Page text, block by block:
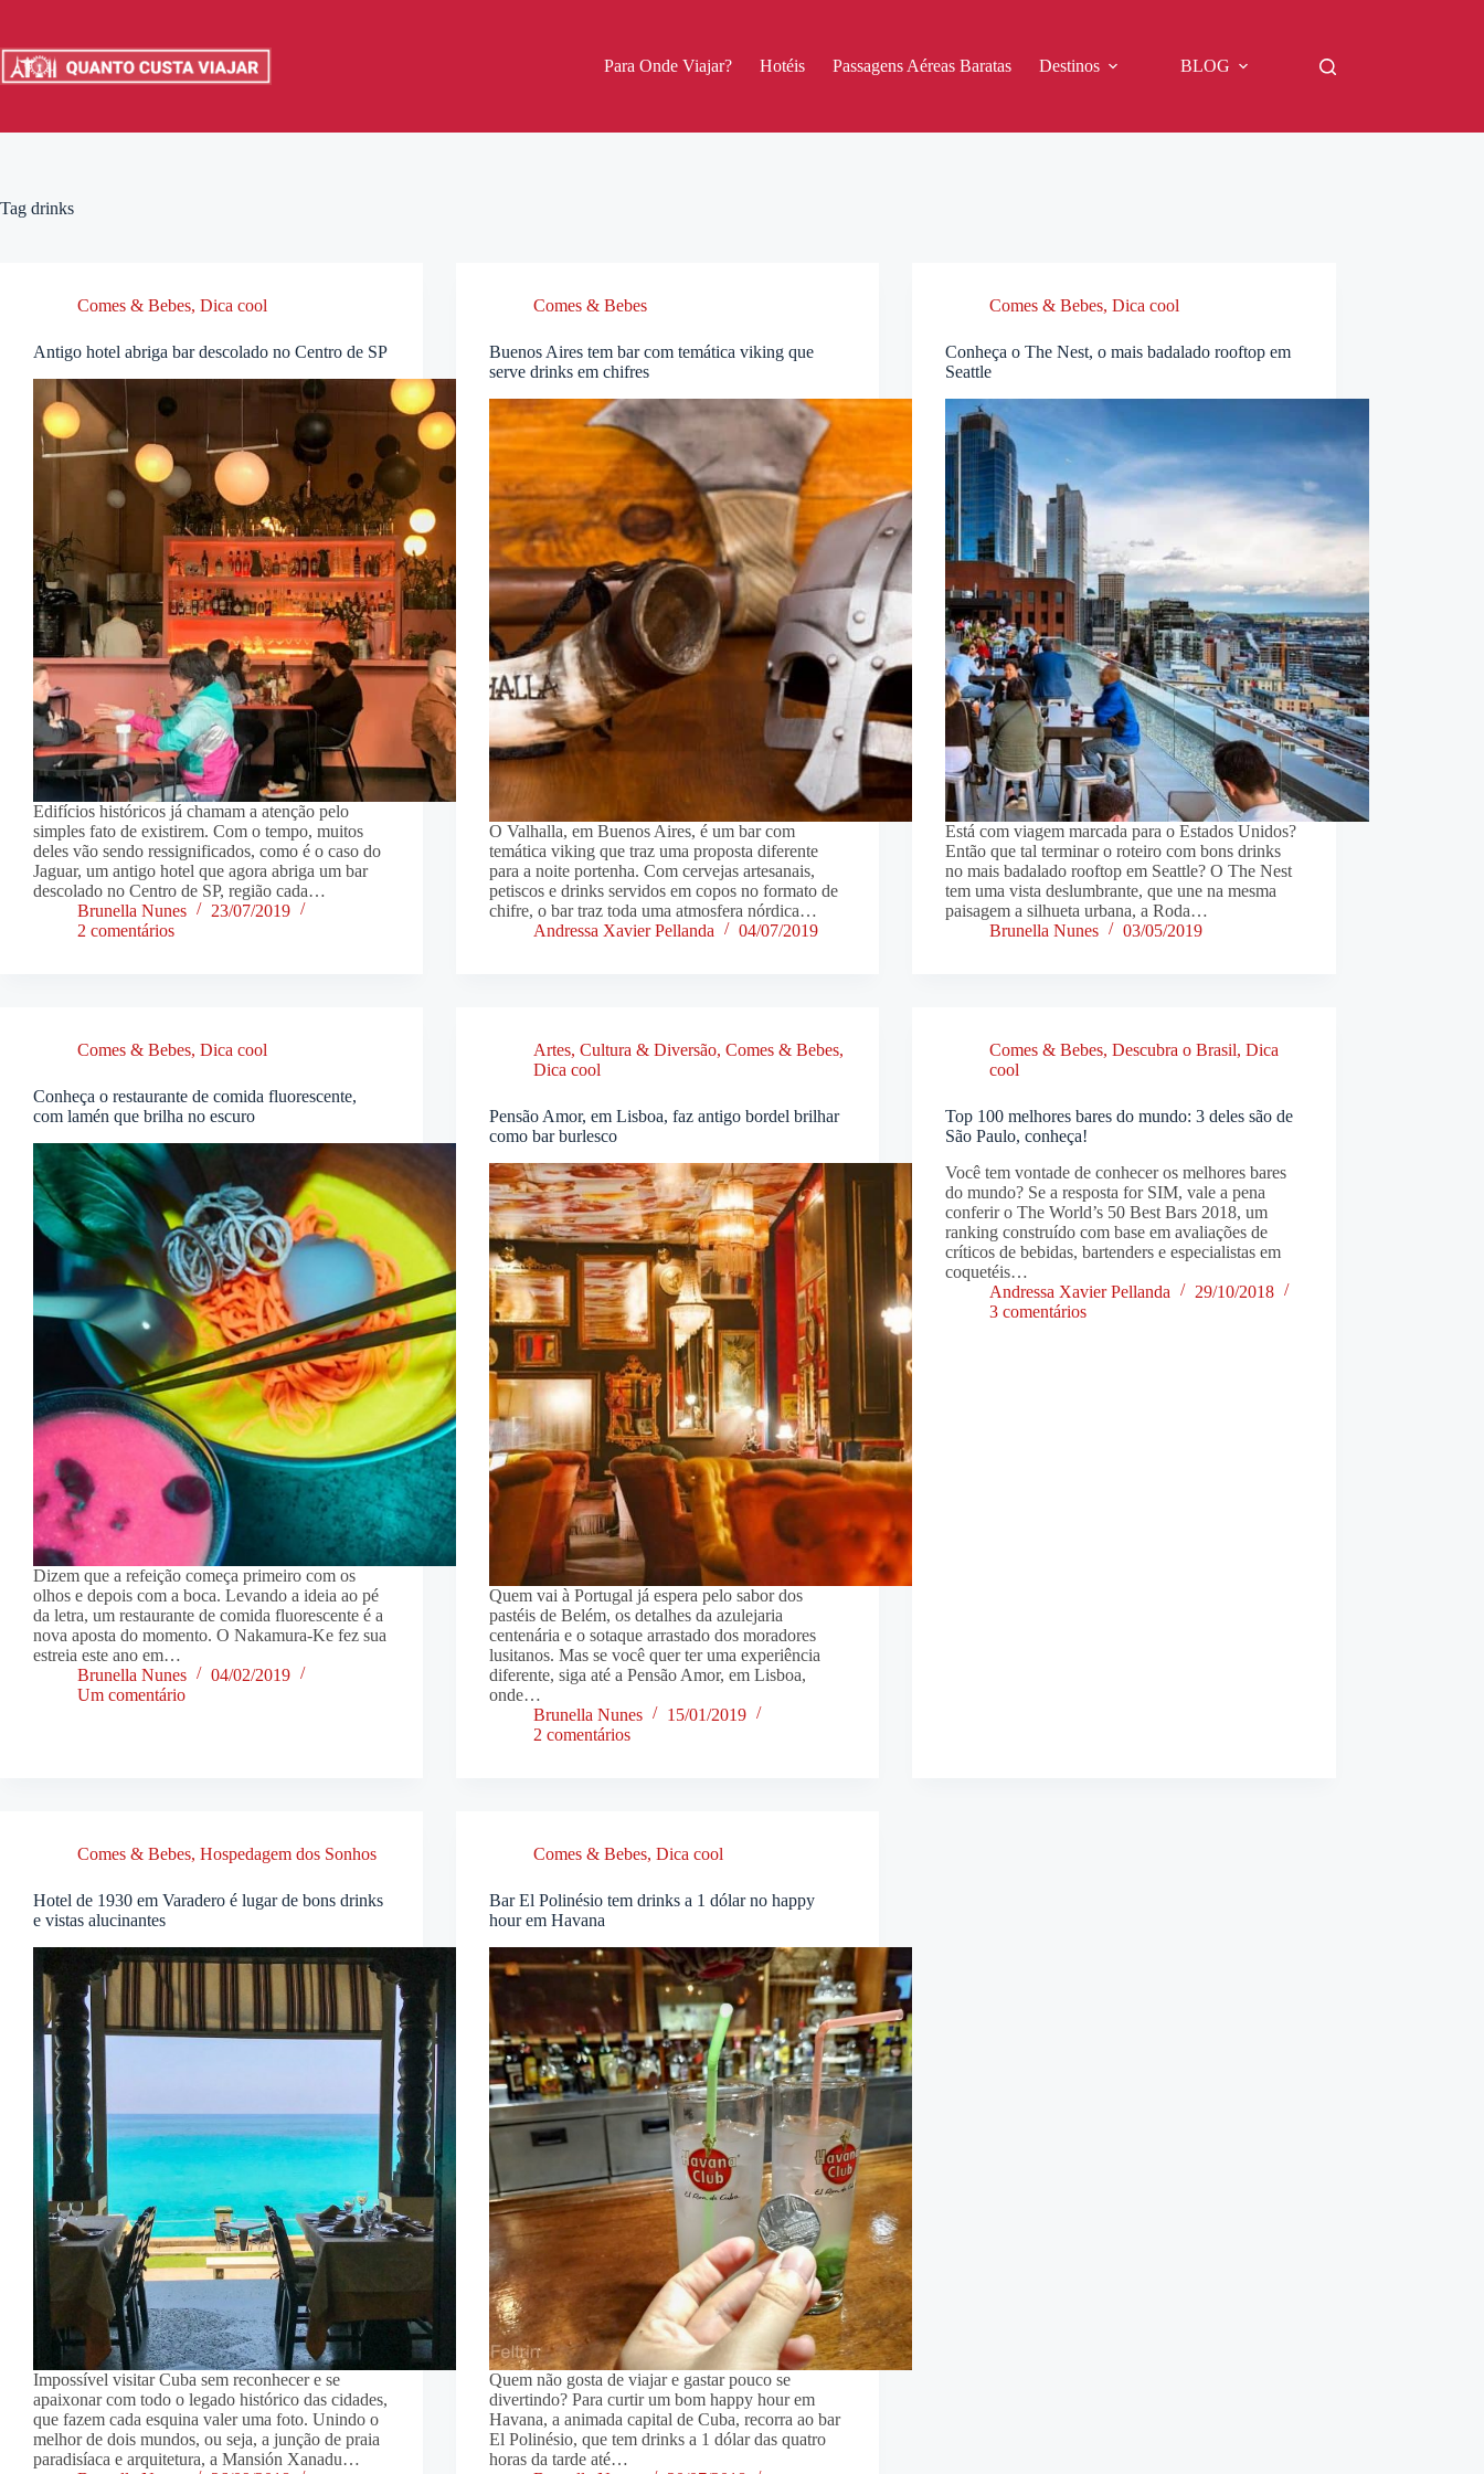
o
conteúdo
Para Onde Viajar? Hotéis Passagens Aéreas Baratas Destinos BLOG
Tag drinks
Comes & Bebes, Dica cool
Antigo hotel abriga bar descolado no Centro de SP
Edifícios históricos já chamam a atenção pelo
simples fato de existirem. Com o tempo, muitos
deles vão sendo ressignificados, como é o caso do
Jaguar, um antigo hotel que agora abriga um bar
descolado no Centro de SP, região cada…
Brunella Nunes
23/07/2019
2 comentários
Comes & Bebes
Buenos Aires tem bar com temática viking que
serve drinks em chifres
O Valhalla, em Buenos Aires, é um bar com
temática viking que traz uma proposta diferente
para a noite portenha. Com cervejas artesanais,
petiscos e drinks servidos em copos no formato de
chifre, o bar traz toda uma atmosfera nórdica…
Andressa Xavier Pellanda
04/07/2019
Comes & Bebes,Dica cool
Conheça o The Nest, o mais badalado rooftop em
Seattle
Está com viagem marcada para o Estados Unidos?
Então que tal terminar o roteiro com bons drinks
no mais badalado rooftop em Seattle? O The Nest
tem uma vista deslumbrante, que une na mesma
paisagem a silhueta urbana, a Roda…
Brunella Nunes
03/05/2019
Comes & Bebes, Dica cool
Conheça o restaurante de comida fluorescente,
com lamén que brilha no escuro
Dizem que a refeição começa primeiro com os
olhos e depois com a boca. Levando a ideia ao pé
da letra, um restaurante de comida fluorescente é a
nova aposta do momento. O Nakamura-Ke fez sua
estreia este ano em…
Brunella Nunes
04/02/2019
Um comentário
Artes, Cultura & Diversão,Comes & Bebes,
Dica cool
Pensão Amor, em Lisboa, faz antigo bordel brilhar
como bar burlesco
Quem vai à Portugal já espera pelo sabor dos
pastéis de Belém, os detalhes da azulejaria
centenária e o sotaque arrastado dos moradores
lusitanos. Mas se você quer ter uma experiência
diferente, siga até a Pensão Amor, em Lisboa,
onde…
Brunella Nunes
15/01/2019
2 comentários
Comes & Bebes,Descubra o Brasil,Dica
cool
Top 100 melhores bares do mundo: 3 deles são de
São Paulo, conheça!
Você tem vontade de conhecer os melhores bares
do mundo? Se a resposta for SIM, vale a pena
conferir o The World’s 50 Best Bars 2018, um
ranking construído com base em avaliações de
críticos de bebidas, bartenders e especialistas em
coquetéis…
Andressa Xavier Pellanda
29/10/2018
3 comentários
Comes & Bebes, Hospedagem dos Sonhos
Hotel de 1930 em Varadero é lugar de bons drinks
e vistas alucinantes
Impossível visitar Cuba sem reconhecer e se
apaixonar com todo o legado histórico das cidades,
que fazem cada esquina valer uma foto. Unindo o
melhor de dois mundos, ou seja, a junção de praia
paradisíaca e arquitetura, a Mansión Xanadu…
Comes & Bebes,Dica cool
Bar El Polinésio tem drinks a 1 dólar no happy
hour em Havana
Quem não gosta de viajar e gastar pouco se
divertindo? Para curtir um bom happy hour em
Havana, a animada capital de Cuba, recorra ao bar
El Polinésio, que tem drinks a 1 dólar das quatro
horas da tarde até…